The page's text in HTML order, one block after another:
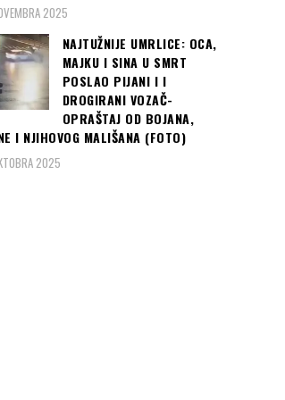
2025
NAJTUŽNIJE UMRLICE: OCA,
MAJKU I SINA U SMRT
POSLAO PIJANI I I
DROGIRANI VOZAČ-
OPRAŠTAJ OD BOJANA,
I NJIHOVOG MALIŠANA (FOTO)
2025